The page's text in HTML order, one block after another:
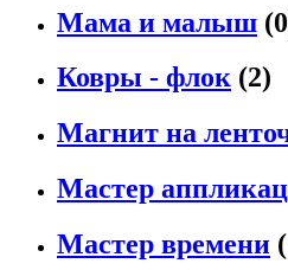
Мама и малыш
Ковры - флок (2)
Магнит на
Мастер
Мастер времени